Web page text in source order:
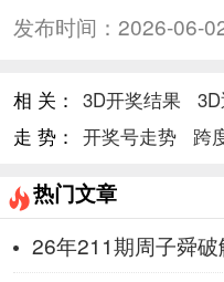
发布时间： 2026-06-
相 关： 3D开奖结果
走 势： 开奖号走势 跨
热门文章
26年211期周子舜